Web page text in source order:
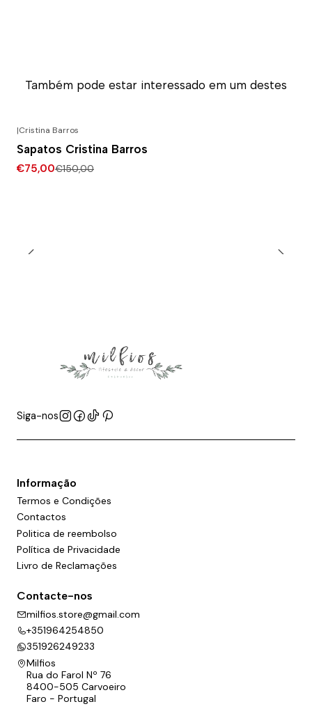
Também pode estar interessado em um destes
|Cristina Barros
Sapatos Cristina Barros
€75,00€150,00
Siga-nos
Informação
Termos e Condições
Contactos
Politica de reembolso
Política de Privacidade
Livro de Reclamações
Contacte-nos
milfios.store@gmail.com
+351964254850
351926249233
Milfios
Rua do Farol Nº 76
8400-505 Carvoeiro
Faro - Portugal